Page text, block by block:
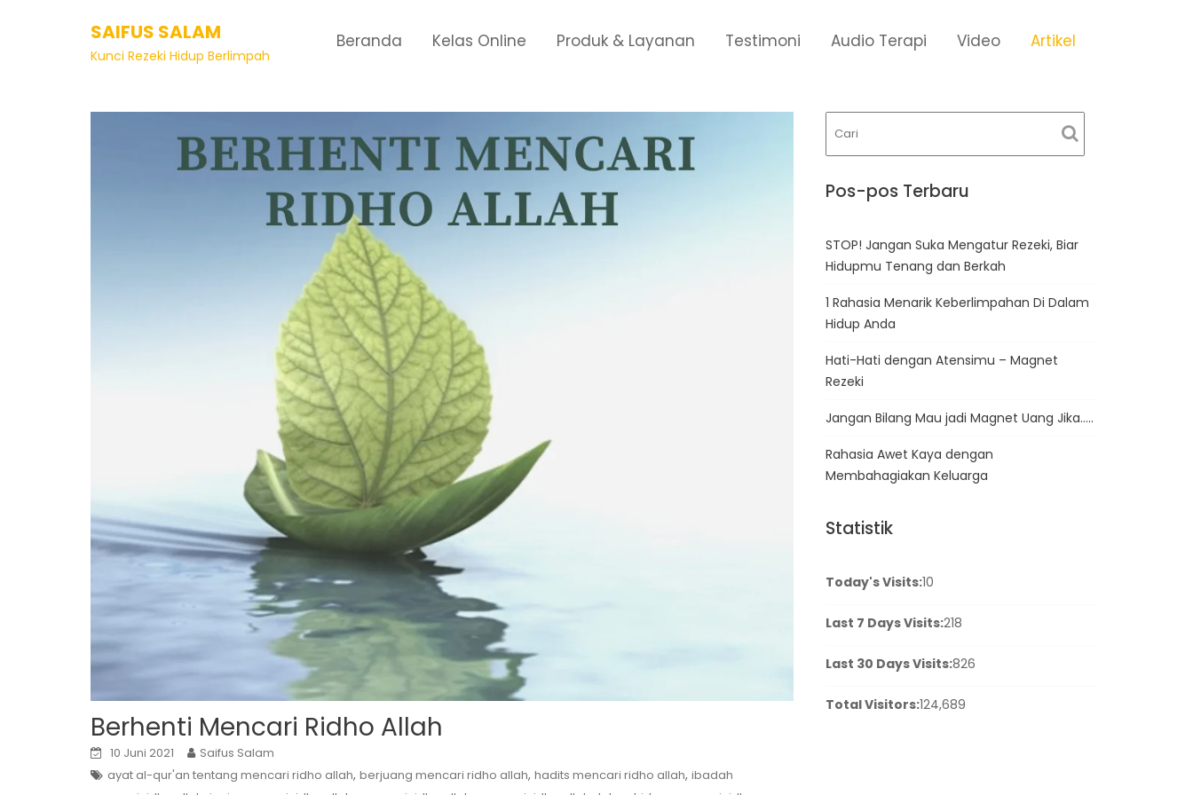
SAIFUS SALAM
Kunci Rezeki Hidup Berlimpah
Beranda Kelas Online Produk & Layanan Testimoni Audio Terapi Video Artikel
Tag:berjuang mencari ridho allah
Berhenti Mencari Ridho Allah
10 Juni 2021
Saifus Salam
ayat al-qur'an tentang mencari ridho allah, berjuang mencari ridho allah, hadits mencari ridho allah, ibadah
Pos-pos Terbaru
STOP! Jangan Suka Mengatur Rezeki, Biar
Hidupmu Tenang dan Berkah
1 Rahasia Menarik Keberlimpahan Di Dalam
Hidup Anda
Hati-Hati dengan Atensimu – Magnet
Rezeki
Jangan Bilang Mau jadi Magnet Uang Jika…..
Rahasia Awet Kaya dengan
Membahagiakan Keluarga
Statistik
Today's Visits:10
Last 7 Days Visits:218
Last 30 Days Visits:826
Total Visitors:124,689